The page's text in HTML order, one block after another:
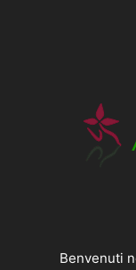
Benvenuti